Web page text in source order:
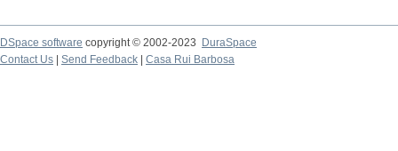
DSpace software copyright © 2002-2023
DuraSpace
Contact Us
Send Feedback Casa Rui Barbosa